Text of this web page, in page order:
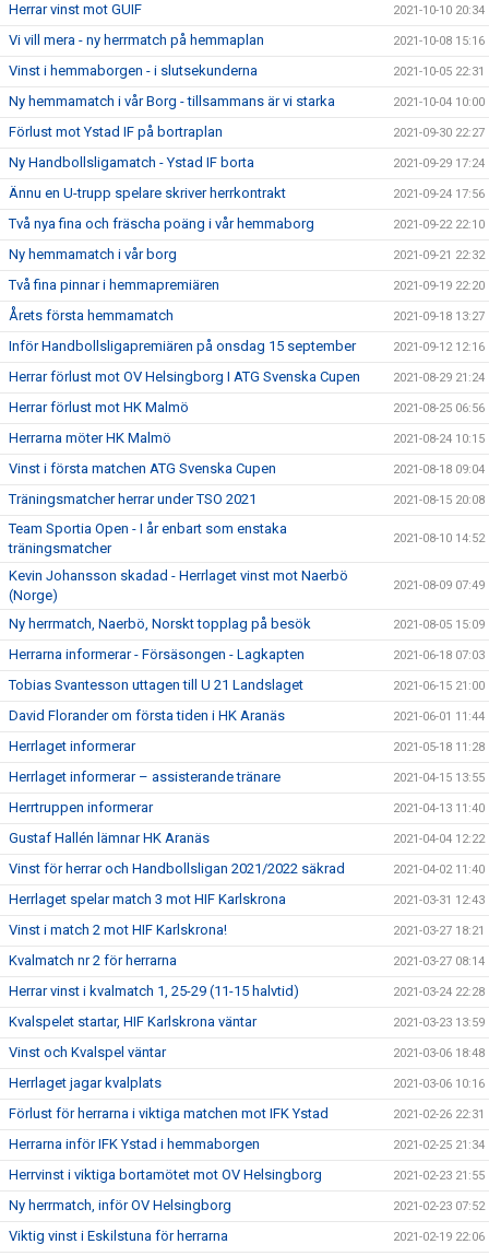
Herrar vinst mot GUIF 2021-10-10 20:34
Vi vill mera - ny herrmatch på hemmaplan 2021-10-08 15:16
Vinst i hemmaborgen - i slutsekunderna 2021-10-05 22:31
Ny hemmamatch i vår Borg - tillsammans är vi starka 2021-10-04 10:00
Förlust mot Ystad IF på bortraplan 2021-09-30 22:27
Ny Handbollsligamatch - Ystad IF borta 2021-09-29 17:24
Ännu en U-trupp spelare skriver herrkontrakt 2021-09-24 17:56
Två nya fina och fräscha poäng i vår hemmaborg 2021-09-22 22:10
Ny hemmamatch i vår borg 2021-09-21 22:32
Två fina pinnar i hemmapremiären 2021-09-19 22:20
Årets första hemmamatch 2021-09-18 13:27
Inför Handbollsligapremiären på onsdag 15 september 2021-09-12 12:16
Herrar förlust mot OV Helsingborg I ATG Svenska Cupen 2021-08-29 21:24
Herrar förlust mot HK Malmö 2021-08-25 06:56
Herrarna möter HK Malmö 2021-08-24 10:15
Vinst i första matchen ATG Svenska Cupen 2021-08-18 09:04
Träningsmatcher herrar under TSO 2021 2021-08-15 20:08
Team Sportia Open - I år enbart som enstaka
träningsmatcher
2021-08-10 14:52
Kevin Johansson skadad - Herrlaget vinst mot Naerbö
(Norge)
2021-08-09 07:49
Ny herrmatch, Naerbö, Norskt topplag på besök 2021-08-05 15:09
Herrarna informerar - Försäsongen - Lagkapten 2021-06-18 07:03
Tobias Svantesson uttagen till U 21 Landslaget 2021-06-15 21:00
David Florander om första tiden i HK Aranäs 2021-06-01 11:44
Herrlaget informerar 2021-05-18 11:28
Herrlaget informerar – assisterande tränare 2021-04-15 13:55
Herrtruppen informerar 2021-04-13 11:40
Gustaf Hallén lämnar HK Aranäs 2021-04-04 12:22
Vinst för herrar och Handbollsligan 2021/2022 säkrad 2021-04-02 11:40
Herrlaget spelar match 3 mot HIF Karlskrona 2021-03-31 12:43
Vinst i match 2 mot HIF Karlskrona! 2021-03-27 18:21
Kvalmatch nr 2 för herrarna 2021-03-27 08:14
Herrar vinst i kvalmatch 1, 25-29 (11-15 halvtid) 2021-03-24 22:28
Kvalspelet startar, HIF Karlskrona väntar 2021-03-23 13:59
Vinst och Kvalspel väntar 2021-03-06 18:48
Herrlaget jagar kvalplats 2021-03-06 10:16
Förlust för herrarna i viktiga matchen mot IFK Ystad 2021-02-26 22:31
Herrarna inför IFK Ystad i hemmaborgen 2021-02-25 21:34
Herrvinst i viktiga bortamötet mot OV Helsingborg 2021-02-23 21:55
Ny herrmatch, inför OV Helsingborg 2021-02-23 07:52
Viktig vinst i Eskilstuna för herrarna 2021-02-19 22:06